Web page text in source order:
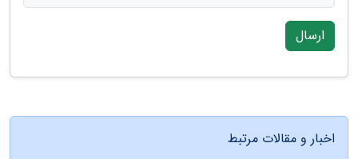
ارسال
اخبار و مقالات مرتبط